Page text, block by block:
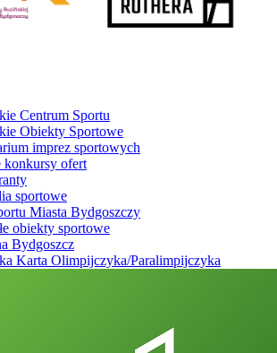
Centrum Sportu
Obiekty Sportowe
imprez sportowych
konkursy ofert
sportowe
Miasta Bydgoszczy
obiekty sportowe
Bydgoszcz
Karta Olimpijczyka/Paralimpijczyka